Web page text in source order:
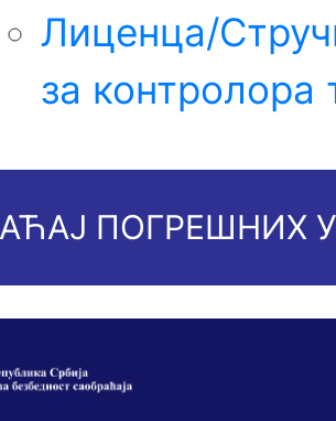
Лиценца/
за контролора
ПОГРЕШНИХ